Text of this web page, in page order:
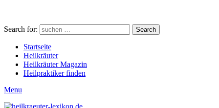
Search for: Search
Startseite
Heilkräuter
Heilkräuter Magazin
Heilpraktiker finden
Menu